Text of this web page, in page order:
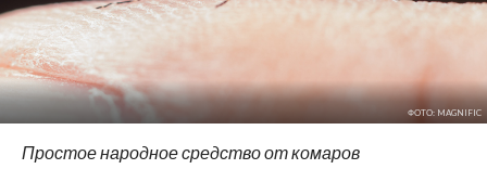
ФОТО: MAGNIFIC
Простое народное средство от комаров